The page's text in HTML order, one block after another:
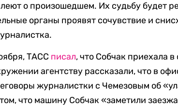
о произошедшем. Их судьбу будет
органы проявят сочувствие и
ТАСС писал, что Собчак приехала
агентству рассказали, что в
журналистки с Чемезовым об
что машину Собчак «заметили